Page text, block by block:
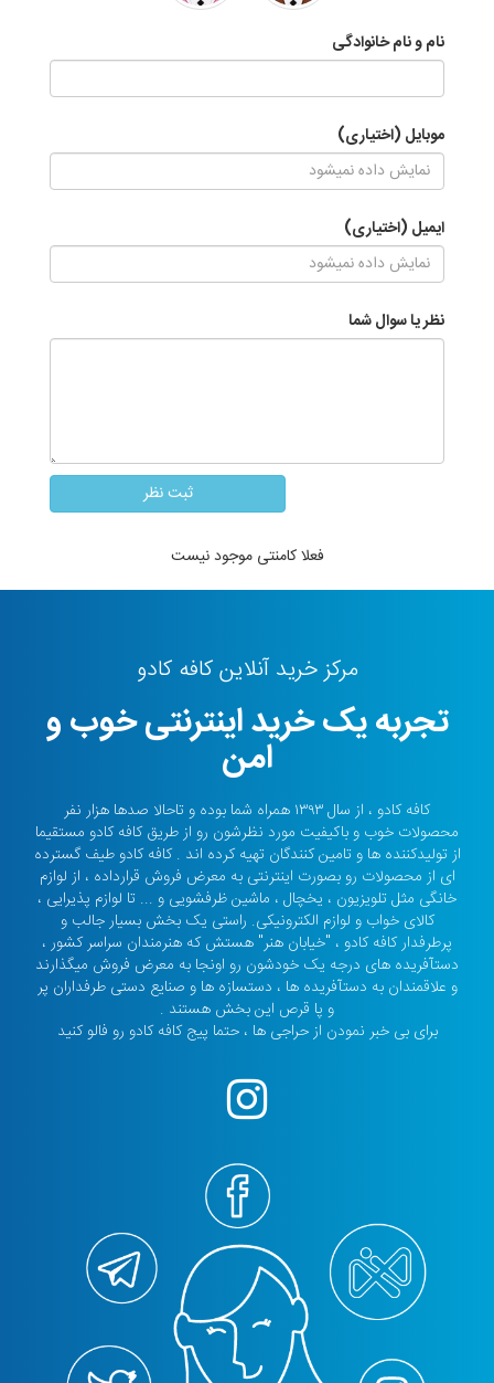
نام و نام خانوادگی
موبایل (اختیاری)
ایمیل (اختیاری)
نظر یا سوال شما
فعلا کامنتی موجود نیست
مرکز خرید آنلاین کافه کادو
تجربه یک خرید اینترنتی خوب و
امن
کافه کادو ، از سال ۱۳۹۳ همراه شما بوده و تاحالا صدها هزار نفر
محصولات خوب و باکیفیت مورد نظرشون رو از طریق کافه کادو مستقیما
از تولیدکننده ها و تامین کنندگان تهیه کرده اند . کافه کادو طیف گسترده
ای از محصولات رو بصورت اینترنتی به معرض فروش قرارداده ، از لوازم
خانگی مثل تلویزیون ، یخچال ، ماشین ظرفشویی و ... تا لوازم پذیرایی ،
کالای خواب و لوازم الکترونیکی. راستی یک بخش بسیار جالب و
پرطرفدار کافه کادو ، "خیابان هنر" هستش که هنرمندان سراسر کشور ،
دستآفریده های درجه یک خودشون رو اونجا به معرض فروش میگذارند
و علاقمندان به دستآفریده ها ، دستسازه ها و صنایع دستی طرفداران پر
و پا قرص این بخش هستند .
برای بی خبر نمودن از حراجی ها ، حتما پیج کافه کادو رو فالو کنید